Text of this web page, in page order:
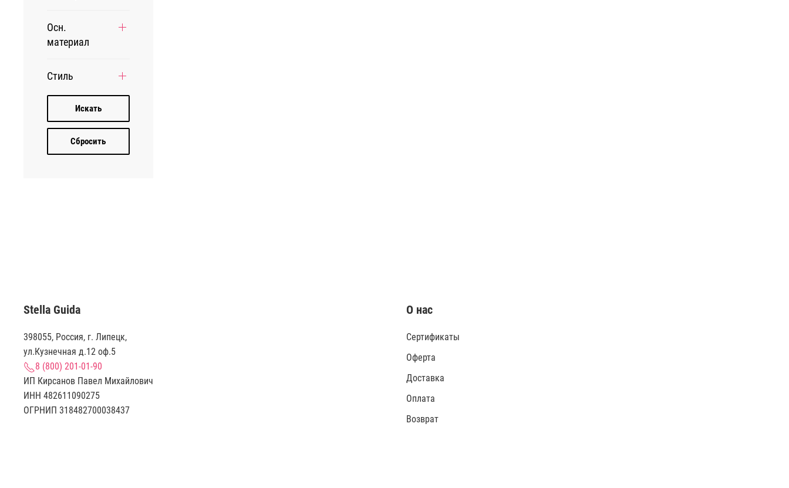
Осн.
материал
Стиль
Stella Guida
398055, Россия, г. Липецк,
ул.Кузнечная д.12 оф.5
8 (800) 201-01-90
ИП Кирсанов Павел Михайлович
ИНН 482611090275
ОГРНИП 318482700038437
О нас
Сертификаты
Оферта
Доставка
Оплата
Возврат